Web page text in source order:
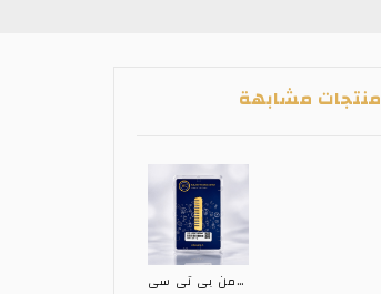
منتجات مشابهة
سبيكة ذهب عيار 24 من بي تي سي BTC